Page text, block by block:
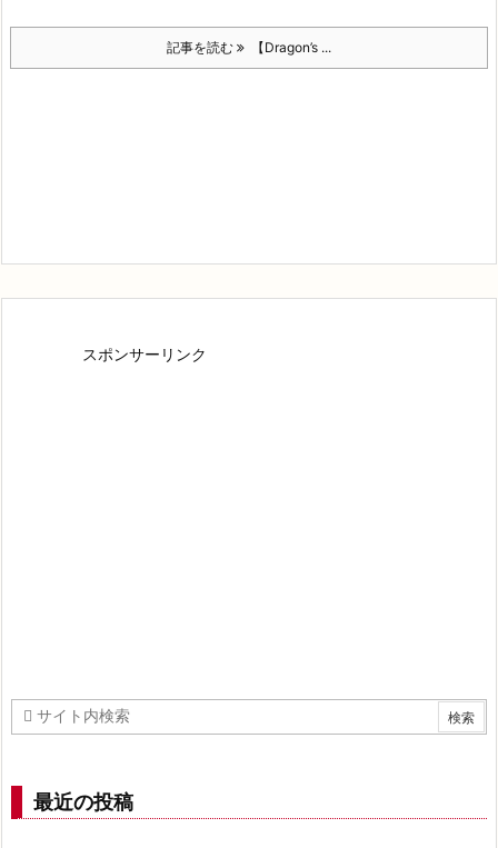
記事を読む 【Dragon’s ...
スポンサーリンク
最近の投稿